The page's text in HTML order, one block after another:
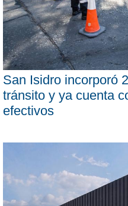
San Isidro incorporó
tránsito y ya cuenta
efectivos